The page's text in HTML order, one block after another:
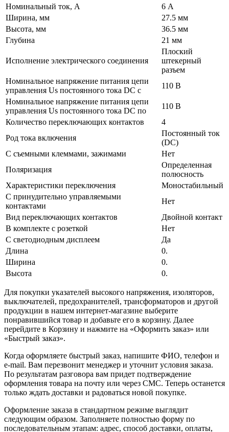
Номинальный ток, А
6 А
Ширина, мм
27.5 мм
Высота, мм
36.5 мм
Глубина
21 мм
Исполнение электрического соединения
Плоский
штекерный
разъем
Номинальное напряжение питания цепи
управления Us постоянного тока DC с
110 В
Номинальное напряжение питания цепи
управления Us постоянного тока DC по
110 В
Количество переключающих контактов
4
Род тока включения
Постоянный ток
(DC)
С съемными клеммами, зажимами
Нет
Поляризация
Определенная
полюсность
Характеристики переключения
Моностабильный
С принудительно управляемыми
контактами
Нет
Вид переключающих контактов
Двойной контакт
В комплекте с розеткой
Нет
С светодиодным дисплеем
Да
Длина
0.
Ширина
0.
Высота
0.
Для покупки указателей высокого напряжения, изоляторов,
выключателей, предохранителей, трансформаторов и другой
продукции в нашем интернет-магазине выберите
понравившийся товар и добавьте его в корзину. Далее
перейдите в Корзину и нажмите на «Оформить заказ» или
«Быстрый заказ».
Когда оформляете быстрый заказ, напишите ФИО, телефон и
e-mail. Вам перезвонит менеджер и уточнит условия заказа.
По результатам разговора вам придет подтверждение
оформления товара на почту или через СМС. Теперь останется
только ждать доставки и радоваться новой покупке.
Оформление заказа в стандартном режиме выглядит
следующим образом. Заполняете полностью форму по
последовательным этапам: адрес, способ доставки, оплаты,